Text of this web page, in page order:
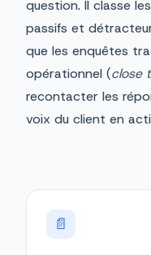
question. Il classe
passifs et
que les enquêtes
opérationnel (close
recontacter les
voix du client en
📄